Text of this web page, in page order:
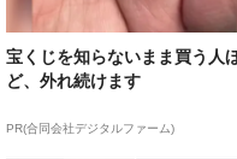
宝くじを知らないまま買う人
ど、外れ続けます
PR(合同会社デジタルファーム)